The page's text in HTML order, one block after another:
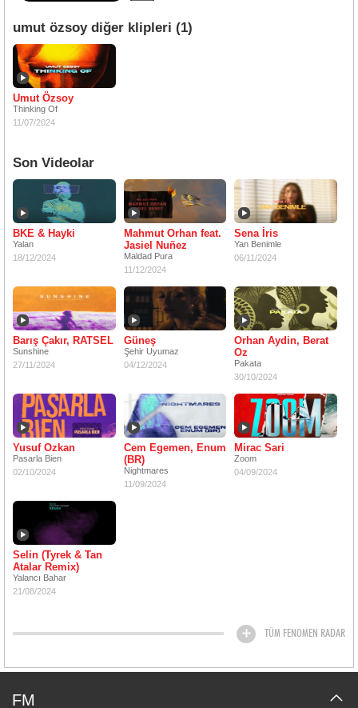
umut özsoy diğer klipleri (1)
Umut Özsoy
Thinking Of
11/07/2024
Son Videolar
BKE & Hayki
Yalan
18/12/2024
Mahmut Orhan feat.
Jasiel Nuñez
Maldad Pura
11/12/2024
Sena İris
Yan Benimle
06/11/2024
Barış Çakır, RATSEL
Sunshine
27/11/2024
Güneş
Şehir Uyumaz
04/12/2024
Orhan Aydin, Berat
Oz
Pakata
30/10/2024
Yusuf Ozkan
Pasarla Bien
02/10/2024
Cem Egemen, Enum
(BR)
Nightmares
11/09/2024
Mirac Sari
Zoom
04/09/2024
Selin (Tyrek & Tan
Atalar Remix)
Yalancı Bahar
21/08/2024
TÜM FENOMEN RADAR
FM